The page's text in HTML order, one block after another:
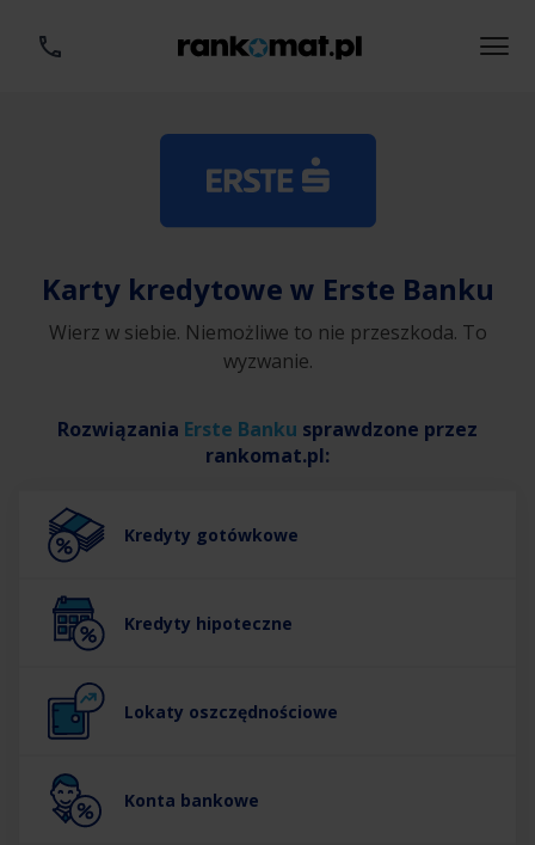
Karty kredytowe w Erste Banku
Wierz w siebie. Niemożliwe to nie przeszkoda. To
wyzwanie.
Rozwiązania Erste Banku sprawdzone przez
rankomat.pl:
Kredyty gotówkowe
Kredyty hipoteczne
Lokaty oszczędnościowe
Konta bankowe